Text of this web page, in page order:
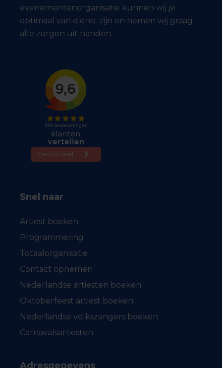
evenementenorganisatie kunnen wij je
optimaal van dienst zijn en nemen wij graag
alle zorgen uit handen.
Snel naar
Artiest boeken
Programmering
Totaalorganisatie
Contact opnemen
Nederlandse artiesten boeken
Oktoberfeest artiest boeken
Nederlandse volkszangers boeken
Carnavalsartiesten
Adresgegevens